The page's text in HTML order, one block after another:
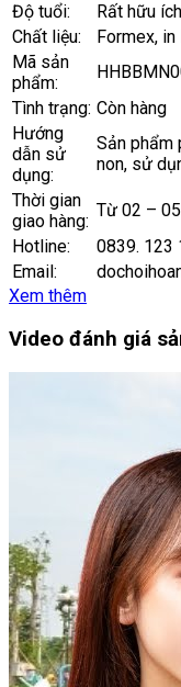
Độ tuổi:
Rất hữu
Chất liệu:
Formex, in
Mã sản
phẩm:
Tình trạng: Còn hàng
Hướng
dẫn sử
dụng:
Sản phẩm
non, sử
Thời gian
giao hàng:
Từ 02 –
Hotline:
0839. 123
Email:
Xem thêm
Video đánh giá